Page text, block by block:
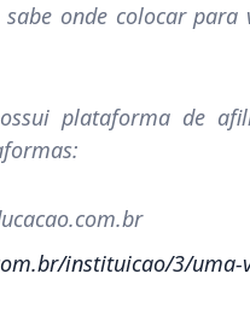
onde colocar
plataforma de
instituicao/3/uma-